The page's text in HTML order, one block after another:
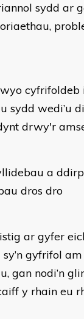
sydd ar
wedi’u
drwy'r
a
dros dro
ar gyfer
gyfrifol
gan nodi’n
y rhain eu